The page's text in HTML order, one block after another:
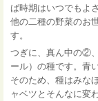
ば時期はいつでもよ
他の二種の野菜のお
す。
つぎに、真ん中の②
ール）の種です。青
そのため、種はみな
ャベツとそんなに変